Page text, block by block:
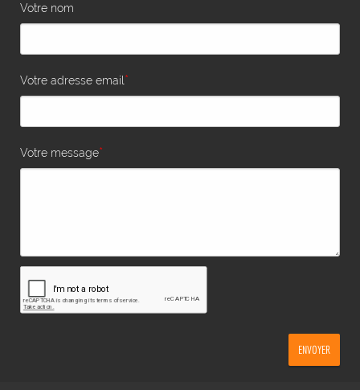
Votre nom
Votre adresse email*
Votre message*
ENVOYER